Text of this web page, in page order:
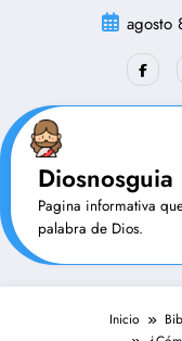
agosto
Diosnosguia
Pagina informativa
palabra de Dios.
Inicio